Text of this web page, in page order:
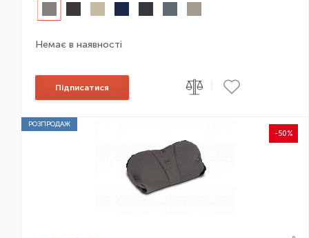
Немає в наявності
Підписатися
РОЗПРОДАЖ
-50%